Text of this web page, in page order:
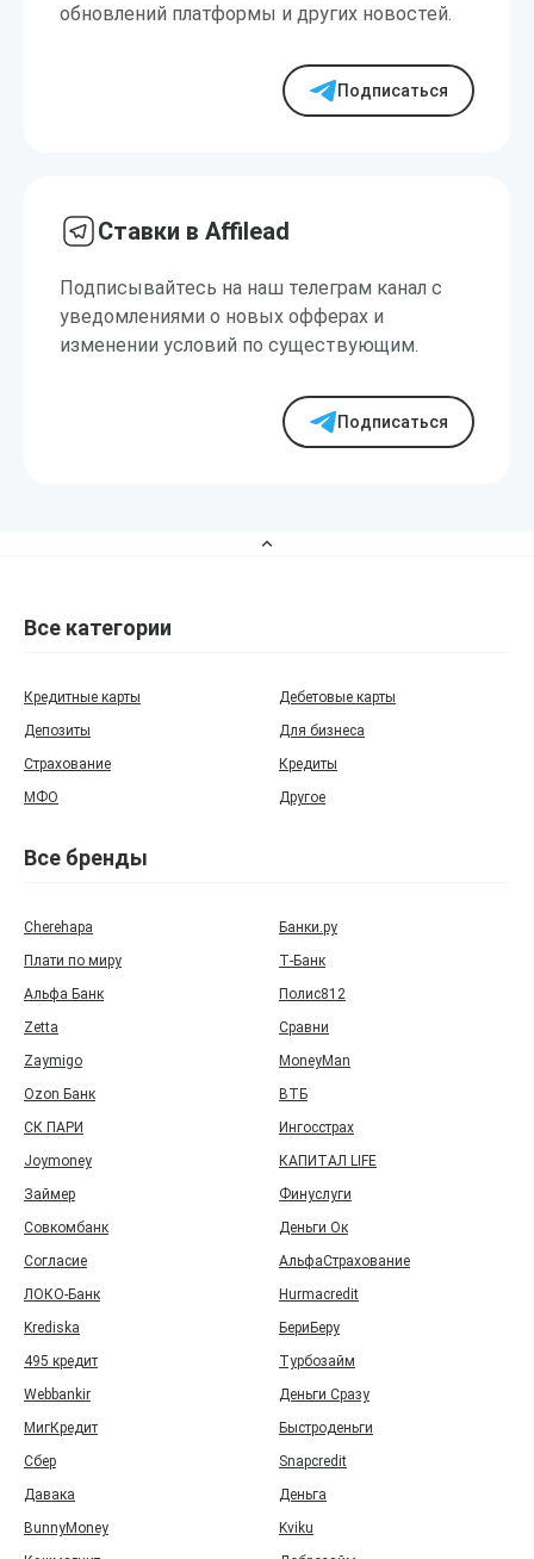
обновлений платформы и других новостей.
Подписаться
Ставки в Affilead
Подписывайтесь на наш телеграм канал с
уведомлениями о новых офферах и
изменении условий по существующим.
Подписаться
Все категории
Кредитные карты
Дебетовые карты
Депозиты
Для бизнеса
Страхование
Кредиты
МФО
Другое
Все бренды
Cherehapa
Банки.ру
Плати по миру
Т‑Банк
Альфа Банк
Полис812
Zetta
Сравни
Zaymigo
MoneyMan
Ozon Банк
ВТБ
СК ПАРИ
Ингосстрах
Joymoney
КАПИТАЛ LIFE
Займер
Финуслуги
Совкомбанк
Деньги Ок
Согласие
АльфаСтрахование
ЛОКО-Банк
Hurmacredit
Krediska
БериБеру
495 кредит
Турбозайм
Webbankir
Деньги Сразу
МигКредит
Быстроденьги
Сбер
Snapcredit
Давака
Деньга
BunnyMoney
Kviku